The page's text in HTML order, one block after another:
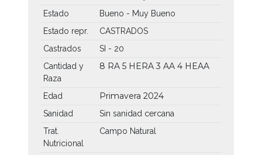
Estado
Bueno - Muy Bueno
Estado repr.
CASTRADOS
Castrados
SI - 20
Cantidad y
Raza
8 RA 5 HERA3 AA 4 HEAA
Edad Primavera 2024
Sanidad
Sin sanidad cercana
Trat.
Nutricional
Campo Natural